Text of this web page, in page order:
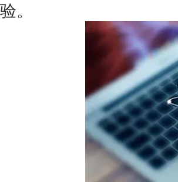
验。
获得产品报价方案
1万个想法不如1次的方案落地